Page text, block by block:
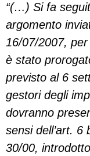
“(…) Si fa
argomento
16/07/2007,
è stato
previsto al 6
gestori degli
dovranno
sensi dell’art. 6
30/00,